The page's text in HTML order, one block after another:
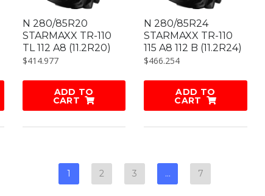
N 280/85R20
STARMAXX TR-110
TL 112 A8 (11.2R20)
$414.977
ADD TO
CART
N 280/85R24
STARMAXX TR-110
115 A8 112 B (11.2R24)
$466.254
ADD TO
CART
1 2 3 … 7